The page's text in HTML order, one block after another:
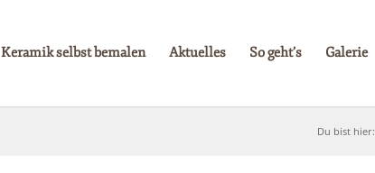
Keramik selbst bemalen Aktuelles So geht’s Galerie
Du bist hier: